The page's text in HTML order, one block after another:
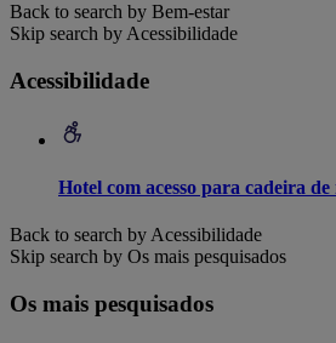
Back to search by Bem-estar
Skip search by Acessibilidade
Acessibilidade
Hotel com acesso para cadeira de
Back to search by Acessibilidade
Skip search by Os mais pesquisados
Os mais pesquisados